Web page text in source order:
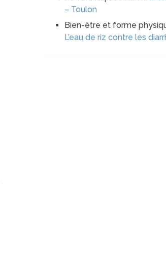
– Toulon
Bien-être et forme
L’eau de riz contre les